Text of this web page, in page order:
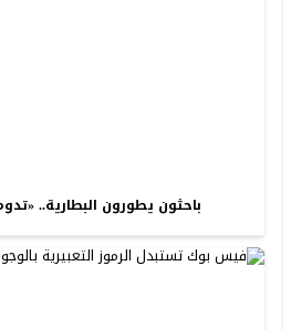
باحثون يطورون البطارية.. «تدوم